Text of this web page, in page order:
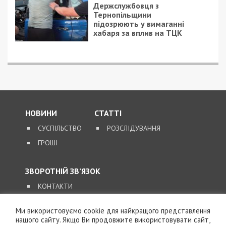
Держслужбовця з
Тернопільщини
підозрюють у вимаганні
хабаря за вплив на ТЦК
НОВИНИ
СУСПІЛЬСТВО
ГРОШІ
СТАТТІ
РОЗСЛІДУВАННЯ
ЗВОРОТНІЙ ЗВ’ЯЗОК
КОНТАКТИ
SUPPORT@49000.COM.UA
Ми використовуємо cookie для найкращого представлення
нашого сайту. Якщо Ви продовжите використовувати сайт,